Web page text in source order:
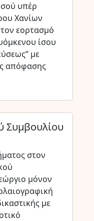
υπέρ
Χανίων
εορτασμό
ίσου
με
απόφασης
Συμβουλίου
στον
μόνον
με